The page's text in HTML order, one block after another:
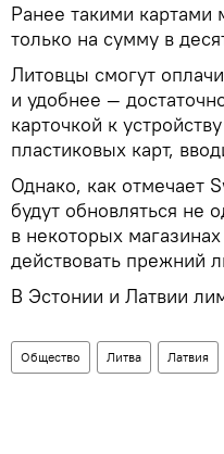
Ранее такими картами
только на сумму в
Литовцы смогут
и удобнее —
карточкой к
пластиковых карт,
Однако, как отмечает
будут обновляться не
в некоторых
действовать прежний
В Эстонии и Латвии
Общество Литва Латвия